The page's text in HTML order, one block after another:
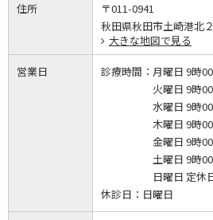
住所
〒011-0941
秋田県秋田市土崎港北
大きな地図で見る
営業日 診療時間： 月曜日 9時
火曜日 9時
水曜日 9時
木曜日 9時
金曜日 9時
土曜日 9時
日曜日 定休
休診日： 日曜日